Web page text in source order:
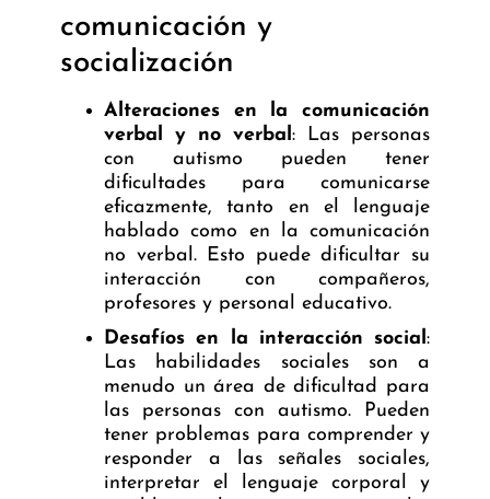
comunicación y
socialización
Alteraciones en la comunicación
verbal y no verbal: Las personas
con autismo pueden tener
dificultades para comunicarse
eficazmente, tanto en el lenguaje
hablado como en la comunicación
no verbal. Esto puede dificultar su
interacción con compañeros,
profesores y personal educativo.
Desafíos en la interacción social:
Las habilidades sociales son a
menudo un área de dificultad para
las personas con autismo. Pueden
tener problemas para comprender y
responder a las señales sociales,
interpretar el lenguaje corporal y